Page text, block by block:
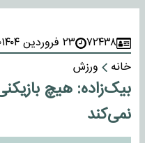
اخراج رسمی چهره نامدار از
خورد ۷۲۴۳۸ ۲۳ فروردین ۱۴۰۴
خانه
ورزش
بیک‌زاده: هیچ
نمی‌کند